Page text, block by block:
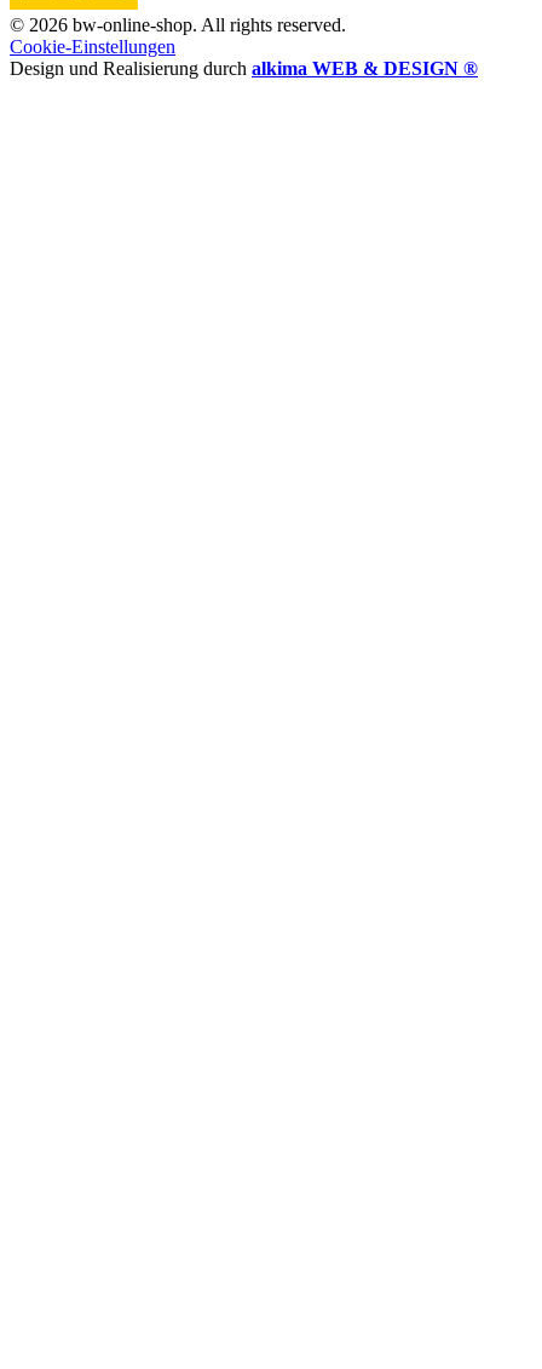
© 2026 bw-online-shop. All rights reserved.
Cookie-Einstellungen
Design und Realisierung durch alkima WEB & DESIGN ®